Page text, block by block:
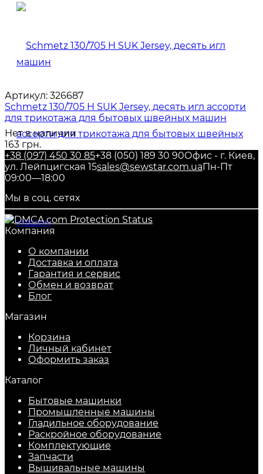
Артикул: 326687
Schmetz 130/705 H SUK Jersey, десять игл ассорти
для трикотажа для бытовых швейных машин
Нет в наличии
163 грн.
+38 (097) 450 30 85+38 (050) 189 30 90Офис - г. Киев,
ул. Лейпцигская 15sales@sewstar.com.uaПн-Пт
09:00—18:00
Мы в соц. сетях
Компания
О компании
Доставка и оплата
Гарантия и сервис
Обмен и возврат
Блог
Магазин
Корзина
Личный кабинет
Оформить заказ
Каталог
Бытовые машинки
Промышленные машины
Гладильное оборудование
Раскройное оборудование
Комплектующие
Запчасти
Вышивальные машины